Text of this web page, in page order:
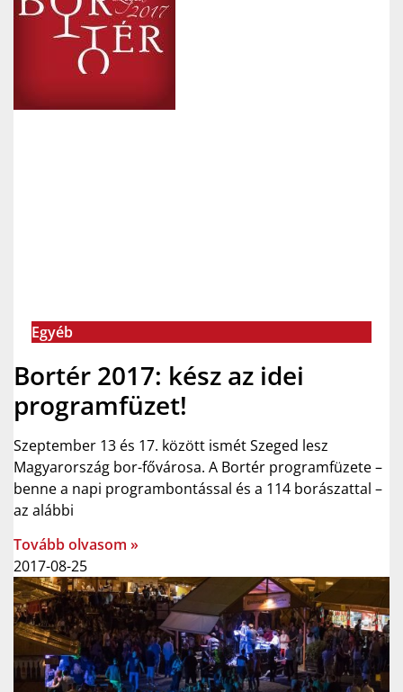
Egyéb
Bortér 2017: kész az idei
programfüzet!
Szeptember 13 és 17. között ismét Szeged lesz
Magyarország bor-fővárosa. A Bortér programfüzete –
benne a napi programbontással és a 114 borászattal –
az alábbi
Tovább olvasom »
2017-08-25